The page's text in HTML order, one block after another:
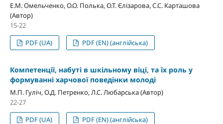
Е.М. Омельченко, О.О. Полька, О.Т. Єлізарова, С.С. Карташова
(Автор)
15-22
PDF (UA)
PDF (EN) (англійська)
Компетенції, набуті в шкільному віці, та їх роль у
формуванні харчової поведінки молоді
М.П. Гуліч, О.Д. Петренко, Л.С. Любарська (Автор)
22-27
PDF (UA)
PDF (EN) (англійська)